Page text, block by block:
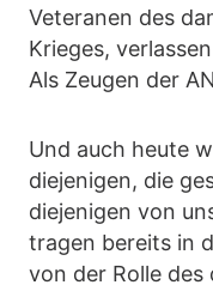
Veteranen des
Krieges,
Als Zeugen der
Und auch heute
diejenigen, die
diejenigen von
tragen bereits in
von der Rolle des